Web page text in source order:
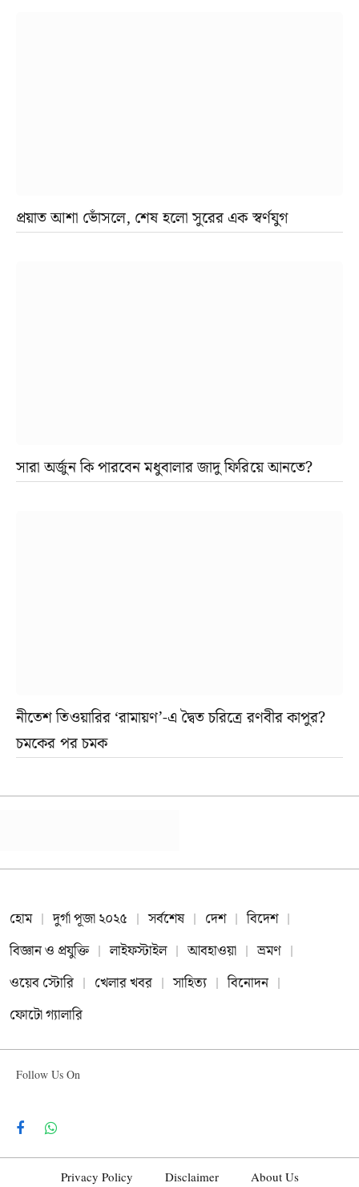
প্রয়াত আশা ভোঁসলে, শেষ হলো সুরের এক স্বর্ণযুগ
সারা অর্জুন কি পারবেন মধুবালার জাদু ফিরিয়ে আনতে?
নীতেশ তিওয়ারির ‘রামায়ণ’-এ দ্বৈত চরিত্রে রণবীর কাপুর?
চমকের পর চমক
হোম দুর্গা পূজা ২০২৫ সর্বশেষ দেশ
বিদেশ
বিজ্ঞান ও প্রযুক্তি
লাইফস্টাইল আবহাওয়া
ভ্রমণ
ওয়েব স্টোরি
খেলার খবর সাহিত্য
বিনোদন
ফোটো গ্যালারি
Follow Us On
FacebookWhatsApp
Privacy Policy Disclaimer About Us